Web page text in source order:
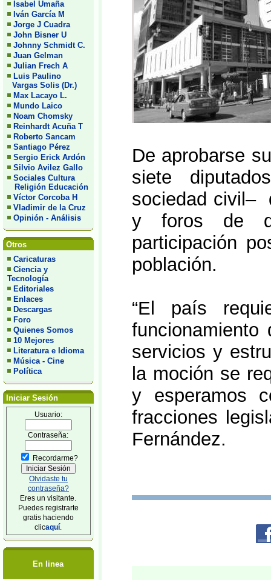
Isabel Umaña
Iván García M
Jorge J Cuadra
John Bisner U
Johnny Schmidt C.
Juan Gelman
Julian Frech A
Luis Paulino
Vargas Solis (Dr.)
Max Lacayo L.
Mundo Laico
Noam Chomsky
Reinhardt Acuña T
Roberto Sancam
Santiago Pérez
Sergio Erick Ardón
Silvio Avilez Gallo
Sociales Cultura
Religión Educación
Víctor Corcoba H
Vladimir de la Cruz
Opinión - Análisis
Otros
Caricaturas
Ciencia y
Tecnología
Editoriales
Enlaces
Descargas
Foro
Quienes Somos
10 Mejores
Literatura e Idioma
Música - Cine
Política
Iniciar Sesión
Usuario:
Contraseña:
Recordarme?
Olvidaste tu
contraseña?
Eres un visitante.
Puedes registrarte
gratis haciendo
clicaquí
En linea
De aprobarse
siete
sociedad civil–
y foros de
participación
población.
“El país
servicios y
la moción se
y esperamos
fracciones
Fernández.